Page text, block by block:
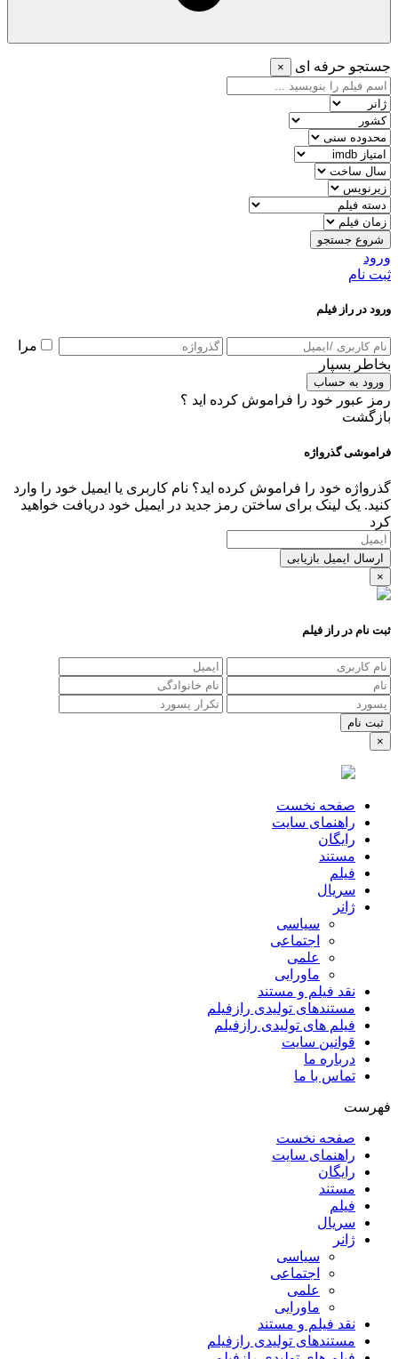
جستجو حرفه ای ×
شروع جستجو
ورود
ثبت نام
ورود در راز فیلم
مرا
بخاطر بسپار
ورود به حساب
رمز عبور خود را فراموش کرده اید ؟
بازگشت
فراموشی گذرواژه
گذرواژه خود را فراموش کرده اید؟ نام کاربری یا ایمیل خود را وارد
کنید. یک لینک برای ساختن رمز جدید در ایمیل خود دریافت خواهید
کرد
ارسال ایمیل بازیابی
×
ثبت نام در راز فیلم
×
صفحه نخست
راهنمای سایت
رایگان
مستند
فیلم
سریال
ژانر
سیاسی
اجتماعی
علمی
ماورایی
نقد فیلم و مستند
مستندهای تولیدی رازفیلم
فیلم های تولیدی رازفیلم
قوانین سایت
درباره ما
تماس با ما
فهرست
صفحه نخست
راهنمای سایت
رایگان
مستند
فیلم
سریال
ژانر
سیاسی
اجتماعی
علمی
ماورایی
نقد فیلم و مستند
مستندهای تولیدی رازفیلم